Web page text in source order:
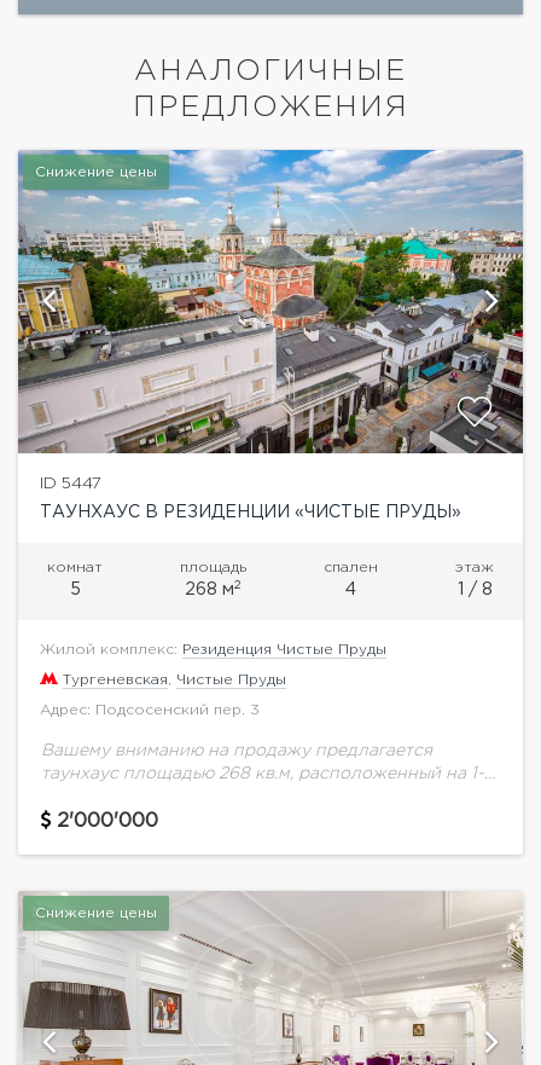
АНАЛОГИЧНЫЕ
ПРЕДЛОЖЕНИЯ
Снижение цены
ID 5447
ТАУНХАУС В РЕЗИДЕНЦИИ «ЧИСТЫЕ ПРУДЫ»
комнат
5
площадь
268 м2
спален
4
этаж
1 / 8
Жилой комплекс: Резиденция Чистые Пруды
Тургеневская Чистые Пруды
Адрес: Подсосенский пер. 3
Вашему вниманию на продажу предлагается
таунхаус площадью 268 кв.м, расположенный на 1-2
Отделка квартир «под ключ» выполняются с
2'000'000
Снижение цены